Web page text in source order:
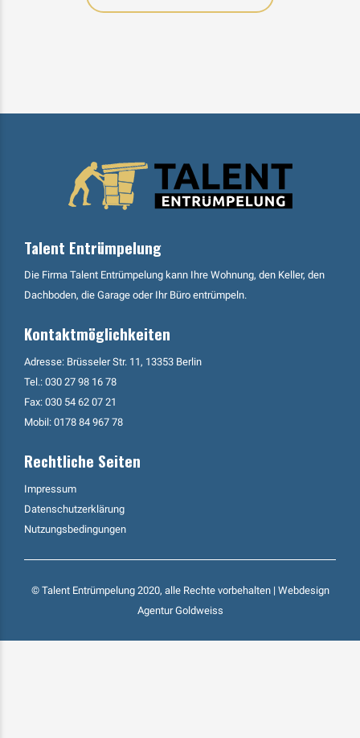
Talent Entrümpelung
Die Firma Talent Entrümpelung kann Ihre Wohnung, den Keller, den
Dachboden, die Garage oder Ihr Büro entrümpeln.
Kontaktmöglichkeiten
Adresse: Brüsseler Str. 11, 13353 Berlin
Tel.: 030 27 98 16 78
Fax: 030 54 62 07 21
Mobil: 0178 84 967 78
Rechtliche Seiten
Impressum
Datenschutzerklärung
Nutzungsbedingungen
© Talent Entrümpelung 2020, alle Rechte vorbehalten | Webdesign
Agentur Goldweiss